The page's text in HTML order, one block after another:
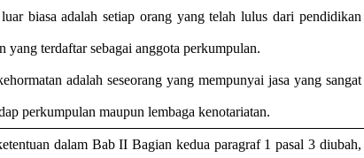
biasa adalah setiap orang yang telah lulus dari pendidikan
yang terdaftar sebagai anggota perkumpulan.
adalah seseorang yang mempunyai jasa yang sangat
perkumpulan maupun lembaga kenotariatan.
dalam Bab II Bagian kedua paragraf 1 pasal 3 diubah,